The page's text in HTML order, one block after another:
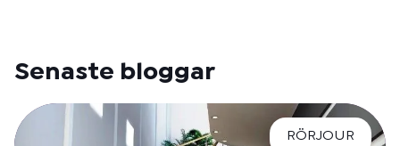
Senaste bloggar
RÖRJOUR